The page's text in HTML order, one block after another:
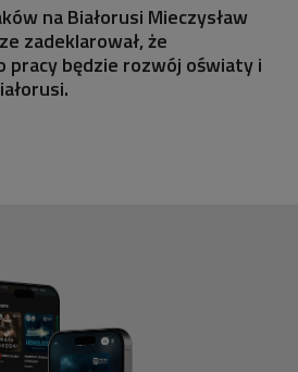
na Białorusi Mieczysław
zadeklarował, że
pracy będzie rozwój oświaty i